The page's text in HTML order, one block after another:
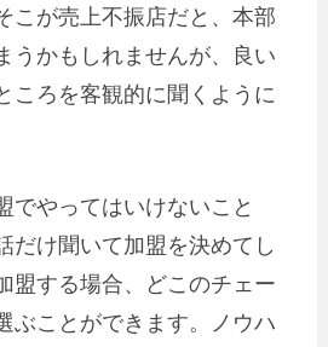
こが売上不振店だと、本部
うかもしれませんが、良い
ころを客観的に聞くように
でやってはいけないこと
だけ聞いて加盟を決めてし
盟する場合、どこのチェー
ぶことができます。ノウハ